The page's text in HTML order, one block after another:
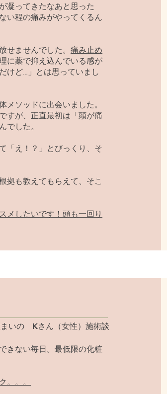
凝ってきたなあと思った
い程の痛みがやってくるん
せませんでした。痛み止め
に薬で抑え込んでいる感が
けど…」とは思っていまし
ソッドに出会いました。
すが、正直最初は「頭が痛
した。
「え！？」とびっくり、そ
拠も教えてもらえて、そこ
メしたいです！頭も一回り
いの Kさん（女性）施術談
きない毎日。最低限の化粧
。。。